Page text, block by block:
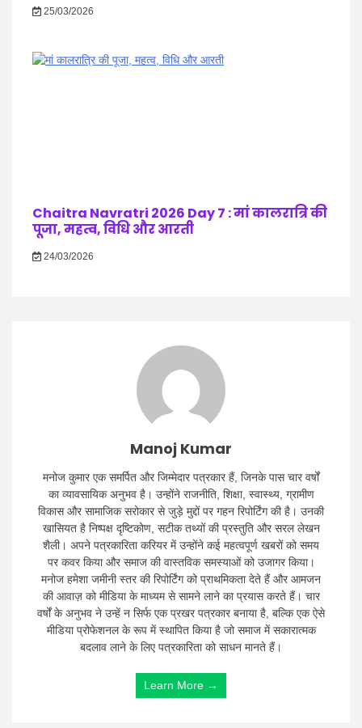
25/03/2026
Chaitra Navratri 2026 Day 7 : मां कालरात्रि की
पूजा, महत्व, विधि और आरती
24/03/2026
Manoj Kumar
मनोज कुमार एक समर्पित और जिम्मेदार पत्रकार हैं, जिनके पास चार वर्षों
का व्यावसायिक अनुभव है। उन्होंने राजनीति, शिक्षा, स्वास्थ्य, ग्रामीण
विकास और सामाजिक सरोकार से जुड़े मुद्दों पर गहन रिपोर्टिंग की है। उनकी
खासियत है निष्पक्ष दृष्टिकोण, सटीक तथ्यों की प्रस्तुति और सरल लेखन
शैली। अपने पत्रकारिता करियर में उन्होंने कई महत्वपूर्ण खबरों को समय
पर कवर किया और समाज की वास्तविक समस्याओं को उजागर किया।
मनोज हमेशा जमीनी स्तर की रिपोर्टिंग को प्राथमिकता देते हैं और आमजन
की आवाज़ को मीडिया के माध्यम से सामने लाने का प्रयास करते हैं। चार
वर्षों के अनुभव ने उन्हें न सिर्फ एक प्रखर पत्रकार बनाया है, बल्कि एक ऐसे
मीडिया प्रोफेशनल के रूप में स्थापित किया है जो समाज में सकारात्मक
बदलाव लाने के लिए पत्रकारिता को साधन मानते हैं।
Learn More →